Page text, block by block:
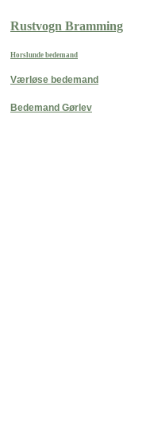
Rustvogn Bramming
Horslunde bedemand
Værløse bedemand
Bedemand Gørlev